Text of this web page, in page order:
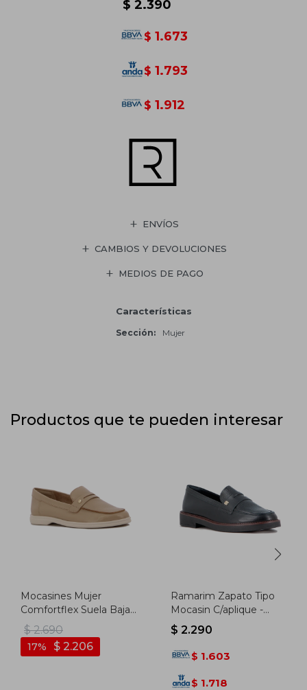
$ 2.390
$ 1.673
$ 1.793
$ 1.912
ENVÍOS
CAMBIOS Y DEVOLUCIONES
MEDIOS DE PAGO
Características
Sección Mujer
Productos que te pueden interesar
Mocasines Mujer
Comfortflex Suela Baja -
Almendra
$ 2.690
$ 2.206
17
Ramarim Zapato Tipo
Mocasin C/aplique -
Negro-negro
$ 2.290
$ 1.603
$ 1.718